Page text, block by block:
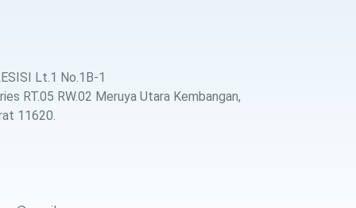
Lt.1 No.1B-1
RT.05 RW.02 Meruya Utara Kembangan,
11620.